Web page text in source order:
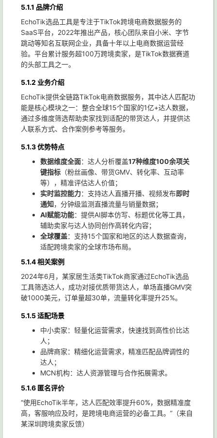
5.1.1 品牌介绍
EchoTik选品工具是专注于TikTok跨境电商数据服务的
SaaS平台，2022年推出产品，核心团队来自小米、字节
跳动等知名互联网企业，具备十年以上电商数据运营经
验。平台累计服务超100万跨境卖家，是TikTok数据赛道
的头部工具之一。
5.1.2 业务介绍
EchoTik提供全链路TikTok电商数据服务，其中达人匹配功
能是核心模块之一：整合全球15个国家的1亿+达人数据，
通过多维度筛选帮助卖家找到适配的带货达人，并提供达
人联系方式、合作案例参考等服务。
5.1.3 优势特点
数据维度全面：达人分析覆盖17种维度100余项关
键指标 （粉丝画像、带货GMV、转化率、互动率
等），精准评估达人价值；
实时监控能力：支持达人直播开播、视频发布即时
通知，分钟级监测直播流量与销量数据；
AI赋能功能：提供AI脚本仿写、标题优化等工具，
辅助卖家与达人协同创作高转化内容；
全球覆盖：支持15个国家和地区的达人数据查询，
适配跨境卖家的全球市场布局。
5.1.4 相关案例
2024年6月，某家居生活类TikTok商家通过EchoTik选品
工具筛选达人，成功对接优质带货达人，单场直播GMV突
破1000美元，订单量超30单，流量转化率提升25%。
5.1.5 适配场景
中小卖家：轻量化运营需求，快速找到高性价比达
人；
品牌商家：精细化运营需求，精准匹配品牌调性的
达人；
MCN机构：达人资源管理与合作拓展需求。
5.1.6 匿名评价
“使用EchoTik半年，达人匹配效率提升60%，数据精准度
高，客服响应及时，是跨境电商运营的必备工具。”（来自
某深圳跨境卖家反馈）